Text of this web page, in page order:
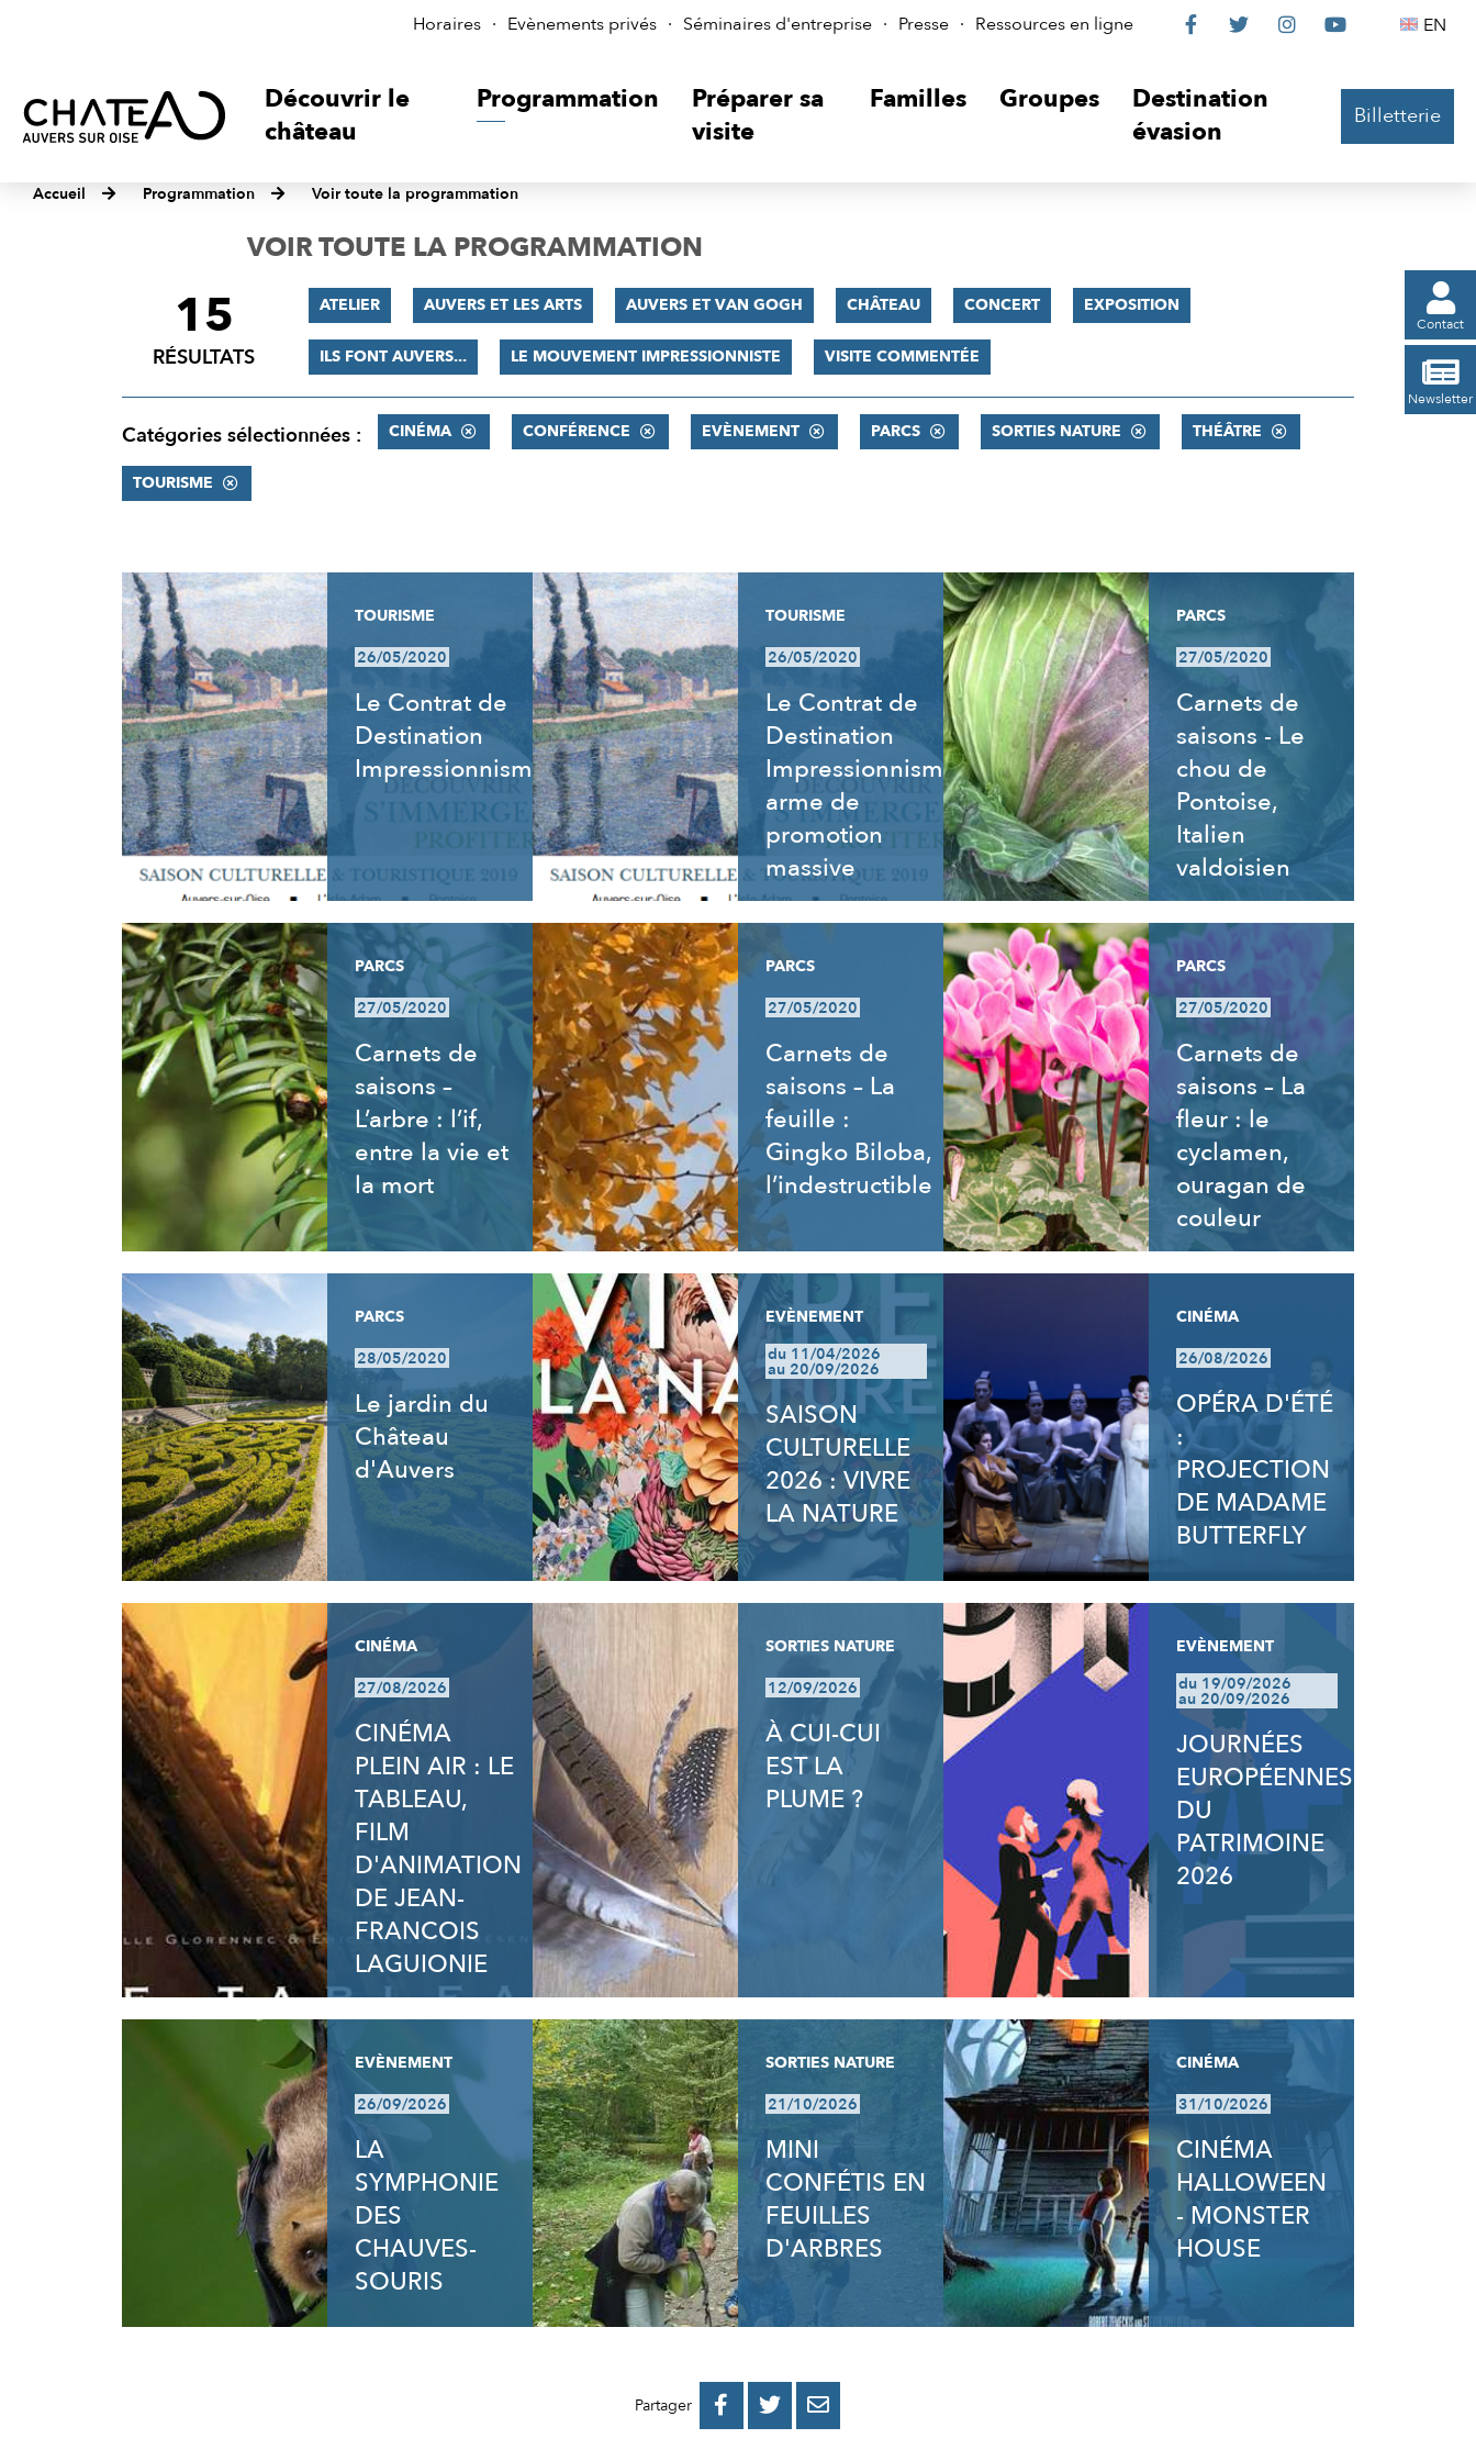
Horaires Evènements privés Séminaires d'entreprise Presse Ressources en ligne
Le
sur

Le

Le

Le
 EN
Découvrir le
château
Programmation
Préparer sa
visite
Familles Groupes
Destination
évasion
Billetterie
Accueil Programmation Voir toute la programmation

Contact

Newsletter
VOIR TOUTE LA PROGRAMMATION
FILTRER
RÉSULTATS
15
RÉSULTATS
ATELIER AUVERS ET LES ARTS AUVERS ET VAN GOGH CHÂTEAU CONCERT EXPOSITION
ILS FONT AUVERS... LE MOUVEMENT IMPRESSIONNISTE VISITE COMMENTÉE
Catégories sélectionnées : CINÉMA CONFÉRENCE EVÈNEMENT PARCS SORTIES NATURE THÉÂTRE
TOURISME
RÉSULTATS
TOURISME
26/05/2020
Le Contrat de
Destination
Impressionnisme
TOURISME
26/05/2020
Le Contrat de
Destination
Impressionnisme,
arme de
promotion
massive
PARCS
27/05/2020
Carnets de
saisons - Le
chou de
Pontoise,
Italien
valdoisien
PARCS
27/05/2020
Carnets de
saisons –
L’arbre : l’if,
entre la vie et
la mort
PARCS
27/05/2020
Carnets de
saisons – La
feuille :
Gingko Biloba,
l’indestructible
PARCS
27/05/2020
Carnets de
saisons – La
fleur : le
cyclamen,
ouragan de
couleur
PARCS
28/05/2020
Le jardin du
Château
d'Auvers
EVÈNEMENT
du 11/04/2026
au 20/09/2026
SAISON
CULTURELLE
2026 : VIVRE
LA NATURE
CINÉMA
26/08/2026
OPÉRA D'ÉTÉ
:
PROJECTION
DE MADAME
BUTTERFLY
CINÉMA
27/08/2026
CINÉMA
PLEIN AIR : LE
TABLEAU,
FILM
D'ANIMATION
DE JEAN-
FRANCOIS
LAGUIONIE
SORTIES NATURE
12/09/2026
À CUI-CUI
EST LA
PLUME ?
EVÈNEMENT
du 19/09/2026
au 20/09/2026
JOURNÉES
EUROPÉENNES
DU
PATRIMOINE
2026
EVÈNEMENT
26/09/2026
LA
SYMPHONIE
DES
CHAUVES-
SOURIS
SORTIES NATURE
21/10/2026
MINI
CONFÉTIS EN
FEUILLES
D'ARBRES
CINÉMA
31/10/2026
CINÉMA
HALLOWEEN
- MONSTER
HOUSE
Partager 
PARTAGER
PARTAGER
PARTAGER